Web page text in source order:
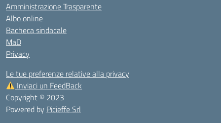
Amministrazione Trasparente
Albo online
Bacheca sindacale
MaD
Privacy
Le tue preferenze relative alla privacy
Inviaci un FeedBack
Copyright © 2023
Powered by Picieffe Srl